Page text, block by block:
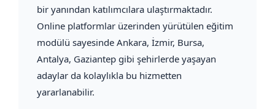
bir yanından katılımcılara ulaştırmaktadır.
Online platformlar üzerinden yürütülen eğitim
modülü sayesinde Ankara, İzmir, Bursa,
Antalya, Gaziantep gibi şehirlerde yaşayan
adaylar da kolaylıkla bu hizmetten
yararlanabilir.